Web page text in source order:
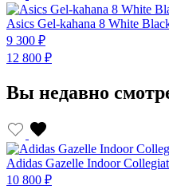
Asics Gel-kahana 8 White
9 300 ₽
12 800 ₽
Вы недавно
Adidas Gazelle Indoor
10 800 ₽